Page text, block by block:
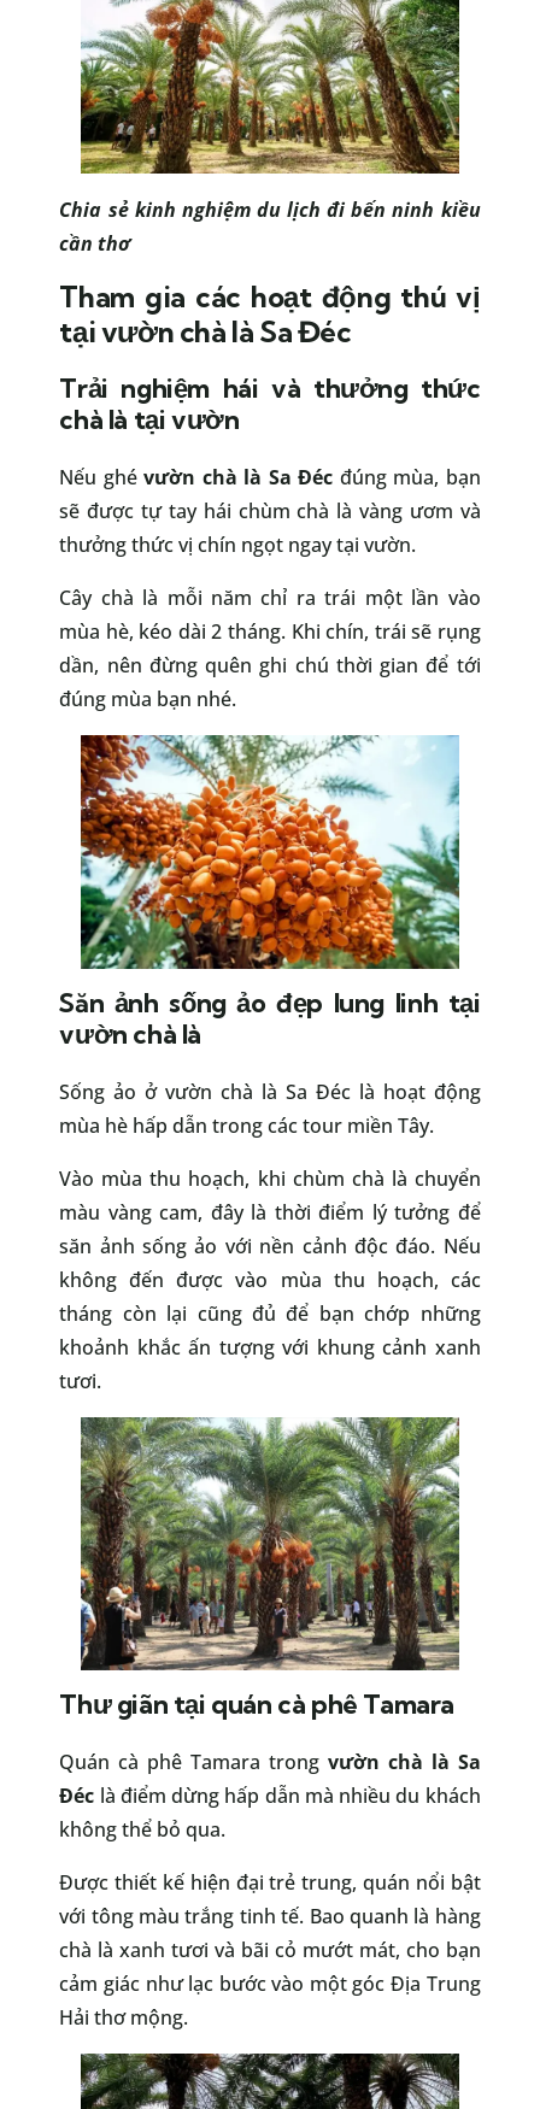
Chia sẻ kinh nghiệm du lịch đi bến ninh kiều
cần thơ
Tham gia các hoạt động thú vị
tại vườn chà là Sa Đéc
Trải nghiệm hái và thưởng thức
chà là tại vườn
Nếu ghévườn chà là Sa Đéc đúng mùa, bạn
sẽ được tự tay hái chùm chà là vàng ươm và
thưởng thức vị chín ngọt ngay tại vườn.
Cây chà là mỗi năm chỉ ra trái một lần vào
mùa hè, kéo dài 2 tháng. Khi chín, trái sẽ rụng
dần, nên đừng quên ghi chú thời gian để tới
đúng mùa bạn nhé.
Săn ảnh sống ảo đẹp lung linh tại
vườn chà là
Sống ảo ở vườn chà là Sa Đéc là hoạt động
mùa hè hấp dẫn trong các tour miền Tây.
Vào mùa thu hoạch, khi chùm chà là chuyển
màu vàng cam, đây là thời điểm lý tưởng để
săn ảnh sống ảo với nền cảnh độc đáo. Nếu
không đến được vào mùa thu hoạch, các
tháng còn lại cũng đủ để bạn chớp những
khoảnh khắc ấn tượng với khung cảnh xanh
tươi.
Thư giãn tại quán cà phê Tamara
Quán cà phê Tamara trong vườn chà là Sa
Đéc là điểm dừng hấp dẫn mà nhiều du khách
không thể bỏ qua.
Được thiết kế hiện đại trẻ trung, quán nổi bật
với tông màu trắng tinh tế. Bao quanh là hàng
chà là xanh tươi và bãi cỏ mướt mát, cho bạn
cảm giác như lạc bước vào một góc Địa Trung
Hải thơ mộng.